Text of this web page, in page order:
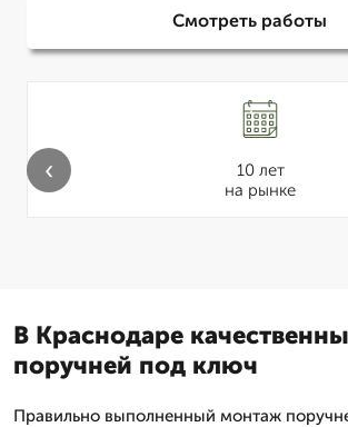
Смотреть работы
10 лет
на рынке
‹
В Краснодаре
поручней под ключ
Правильно выполненный монтаж